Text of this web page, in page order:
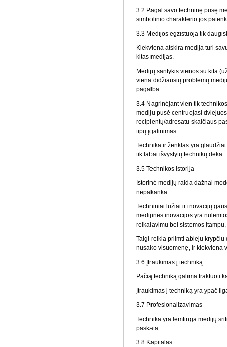
3.2 Pagal savo techninę pusę
simbolinio charakterio jos
3.3 Medijos egzistuoja tik
Kiekviena atskira medija turi
kitas medijas.
Medijų santykis vienos su kita
viena didžiausių problemų
pagalba.
3.4 Nagrinėjant vien tik
medijų pusė centruojasi
recipientų/adresatų skaičiaus
tipų įgalinimas.
Technika ir ženklas yra
tik labai išvystytų technikų dėka.
3.5 Technikos istorija
Istorinė medijų raida dažnai
nepakanka.
Techniniai lūžiai ir inovacijų
medijinės inovacijos yra
reikalavimų bei sistemos
Taigi reikia priimti abiejų
nusako visuomenę, ir kiekviena
3.6 Įtraukimas į techniką
Pačią techniką galima traktuoti
Įtraukimas į techniką yra ypač
3.7 Profesionalizavimas
Technika yra lemtinga medijų
paskata.
3.8 Kapitalas